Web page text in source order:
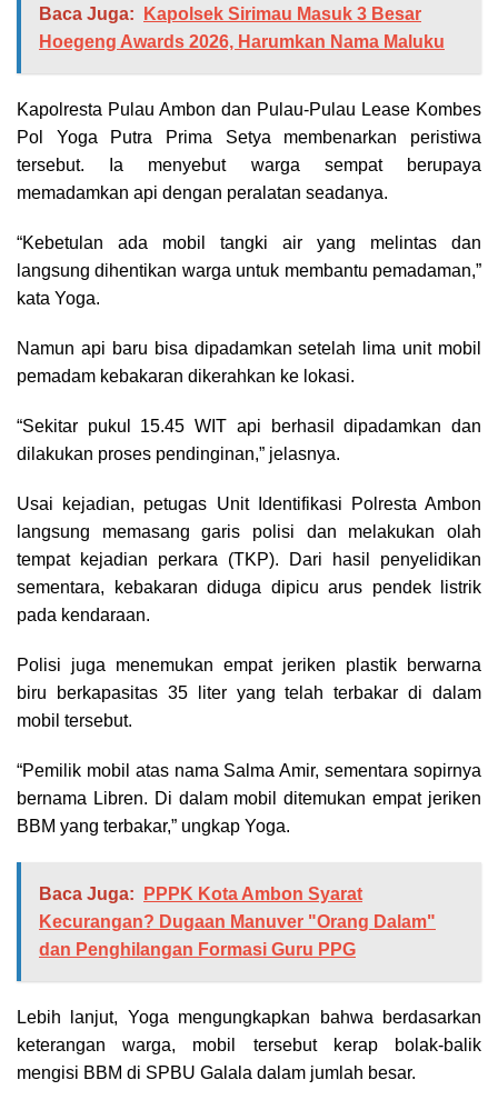
Baca Juga:
Kapolsek Sirimau Masuk 3 Besar
Hoegeng Awards 2026, Harumkan Nama Maluku
Kapolresta Pulau Ambon dan Pulau-Pulau Lease Kombes
Pol Yoga Putra Prima Setya membenarkan peristiwa
tersebut. Ia menyebut warga sempat berupaya
memadamkan api dengan peralatan seadanya.
“Kebetulan ada mobil tangki air yang melintas dan
langsung dihentikan warga untuk membantu pemadaman,”
kata Yoga.
Namun api baru bisa dipadamkan setelah lima unit mobil
pemadam kebakaran dikerahkan ke lokasi.
“Sekitar pukul 15.45 WIT api berhasil dipadamkan dan
dilakukan proses pendinginan,” jelasnya.
Usai kejadian, petugas Unit Identifikasi Polresta Ambon
langsung memasang garis polisi dan melakukan olah
tempat kejadian perkara (TKP). Dari hasil penyelidikan
sementara, kebakaran diduga dipicu arus pendek listrik
pada kendaraan.
Polisi juga menemukan empat jeriken plastik berwarna
biru berkapasitas 35 liter yang telah terbakar di dalam
mobil tersebut.
“Pemilik mobil atas nama Salma Amir, sementara sopirnya
bernama Libren. Di dalam mobil ditemukan empat jeriken
BBM yang terbakar,” ungkap Yoga.
Baca Juga:
PPPK Kota Ambon Syarat
Kecurangan? Dugaan Manuver "Orang Dalam"
dan Penghilangan Formasi Guru PPG
Lebih lanjut, Yoga mengungkapkan bahwa berdasarkan
keterangan warga, mobil tersebut kerap bolak-balik
mengisi BBM di SPBU Galala dalam jumlah besar.